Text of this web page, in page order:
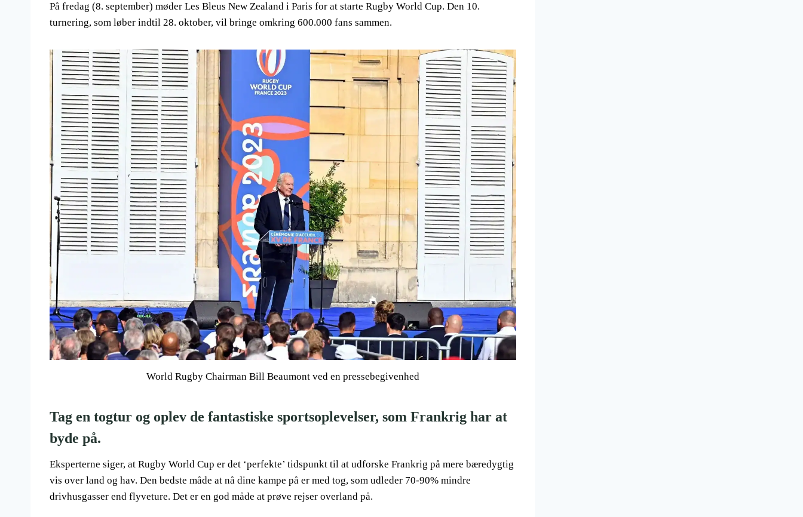
På fredag ​​(8. september) møder Les Bleus New Zealand i Paris for at starte Rugby World Cup. Den 10.
turnering, som løber indtil 28. oktober, vil bringe omkring 600.000 fans sammen.
World Rugby Chairman Bill Beaumont ved en pressebegivenhed
Tag en togtur og oplev de fantastiske sportsoplevelser, som Frankrig har at
byde på.
Eksperterne siger, at Rugby World Cup er det ‘perfekte’ tidspunkt til at udforske Frankrig på mere bæredygtig
vis over land og hav. Den bedste måde at nå dine kampe på er med tog, som udleder 70-90% mindre
drivhusgasser end flyveture. Det er en god måde at prøve rejser overland på.